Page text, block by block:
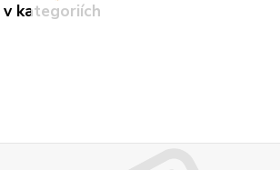
kategoriích